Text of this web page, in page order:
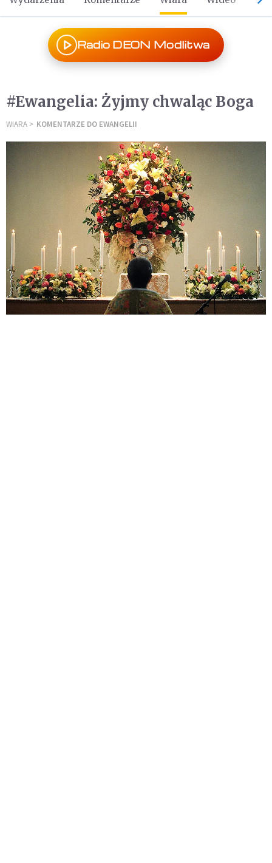
Radio DEON Modlitwa
#Ewangelia: Żyjmy chwaląc Boga
WIARA KOMENTARZE DO EWANGELII